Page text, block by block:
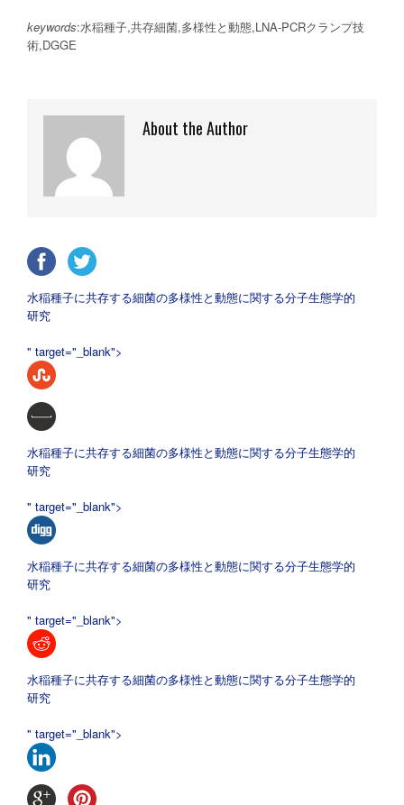
keywords:水稲種子,共存細菌,多様性と動態,LNA-PCRクランプ技
術,DGGE
About the Author
水稲種子に共存する細菌の多様性と動態に関する分子生態学的
研究
" target="_blank">
水稲種子に共存する細菌の多様性と動態に関する分子生態学的
研究
" target="_blank">
水稲種子に共存する細菌の多様性と動態に関する分子生態学的
研究
" target="_blank">
水稲種子に共存する細菌の多様性と動態に関する分子生態学的
研究
" target="_blank">